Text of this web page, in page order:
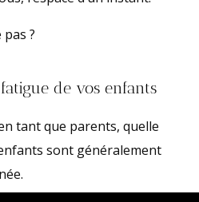
?
de vos enfants
tant que parents, quelle
sont généralement